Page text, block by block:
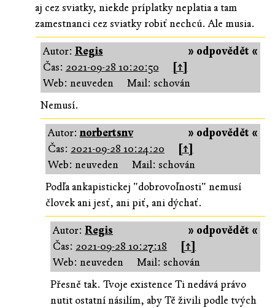
aj cez sviatky, niekde príplatky neplatia a tam
zamestnanci cez sviatky robiť nechcú. Ale musia.
» odpovědět «
Autor: Regis
Čas: 2021-09-28 10:20:50
[↑]
Web: neuveden
Mail: schován
Nemusí.
» odpovědět «
Autor:norbertsnv
Čas: 2021-09-28 10:24:20
[↑]
Web: neuveden
Mail: schován
Podľa ankapistickej "dobrovoľnosti" nemusí
človek ani jesť, ani piť, ani dýchať.
» odpovědět «
Autor:Regis
Čas: 2021-09-28 10:27:18
[↑]
Web: neuveden
Mail: schován
Přesně tak. Tvoje existence Ti nedává právo
nutit ostatní násilím, aby Tě živili podle tvých